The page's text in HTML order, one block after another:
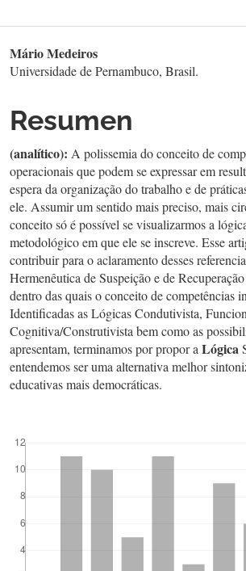
Contenido
del
artículo
Mário Medeiros
Universidade de Pernambuco, Brasil.
Resumen
(analítico):A polissemia do conceito de
operacionais que podem se expressar em
espera da organização do trabalho e de
ele. Assumir um sentido mais preciso, mais
conceito só é possível se visualizarmos a
metodológico em que ele se inscreve. Esse
contribuir para o aclaramento desses
Hermenêutica de Suspeição e de
dentro das quais o conceito de competências
Identificadas as Lógicas Condutivista,
Cognitiva/Construtivista bem como as
apresentam, terminamos por propor aLógica
entendemos ser uma alternativa melhor
educativas mais democráticas.